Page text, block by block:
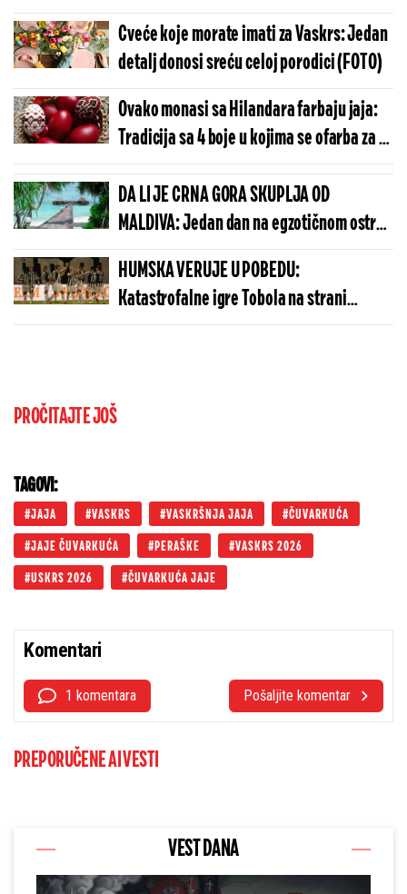
početnicima
Cveće koje morate imati za Vaskrs: Jedan
detalj donosi sreću celoj porodici (FOTO)
Ovako monasi sa Hilandara farbaju jaja:
Tradicija sa 4 boje u kojima se ofarba za 15
minuta
DA LI JE CRNA GORA SKUPLJA OD
MALDIVA: Jedan dan na egzotičnom ostrvu
može da košta manje nego u Budvi
HUMSKA VERUJE U POBEDU:
Katastrofalne igre Tobola na strani
ulivaju samopouzdanje Partizanu
PROČITAJTE JOŠ
TAGOVI:
JAJA VASKRS VASKRŠNJA JAJA ČUVARKUĆA
JAJE ČUVARKUĆA PERAŠKE VASKRS 2026
USKRS 2026 ČUVARKUĆA JAJE
Komentari
1 komentara Pošaljite komentar
PREPORUČENE AI VESTI
VEST DANA